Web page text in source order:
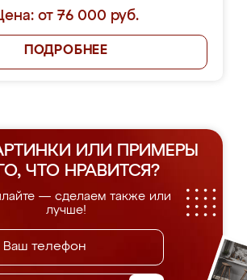
от 76 000 руб.
ПОДРОБНЕЕ
ИЛИ ПРИМЕРЫ
ЧТО НРАВИТСЯ?
— сделаем также или
лучше!